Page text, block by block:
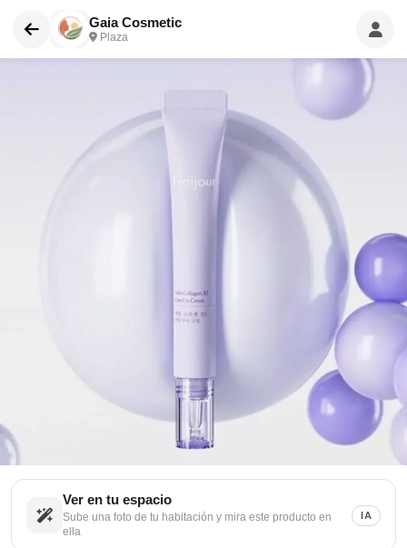
Gaia Cosmetic
Plaza
Ver en tu espacio
Sube una foto de tu habitación y mira este producto en
ella
IA